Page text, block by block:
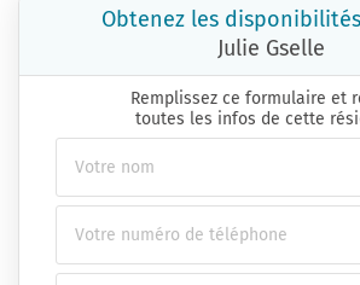
Obtenez les
Julie Gselle
Remplissez ce formulaire et
toutes les infos de cette